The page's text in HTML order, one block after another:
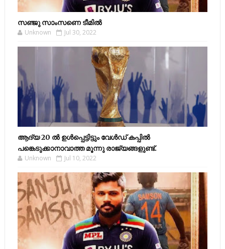
സഞ്ജു സാംസണെ ടീമില്‍
Unknown Jul 30, 2022
ആദ്യ 20 ല്‍ ഉള്‍പ്പെട്ടിട്ടും വേള്‍ഡ് കപ്പില്‍
പങ്കെടുക്കാനാവാത്ത മൂന്നു രാജ്യങ്ങളുണ്ട്.
Unknown Jul 10, 2022